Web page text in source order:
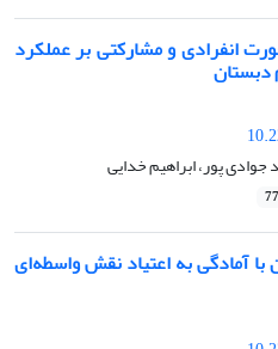
انفرادی و مشارکتی بر عملکرد
دبستان
پور، ابراهیم خدایی
آمادگی به اعتیاد نقش واسطه‌ای